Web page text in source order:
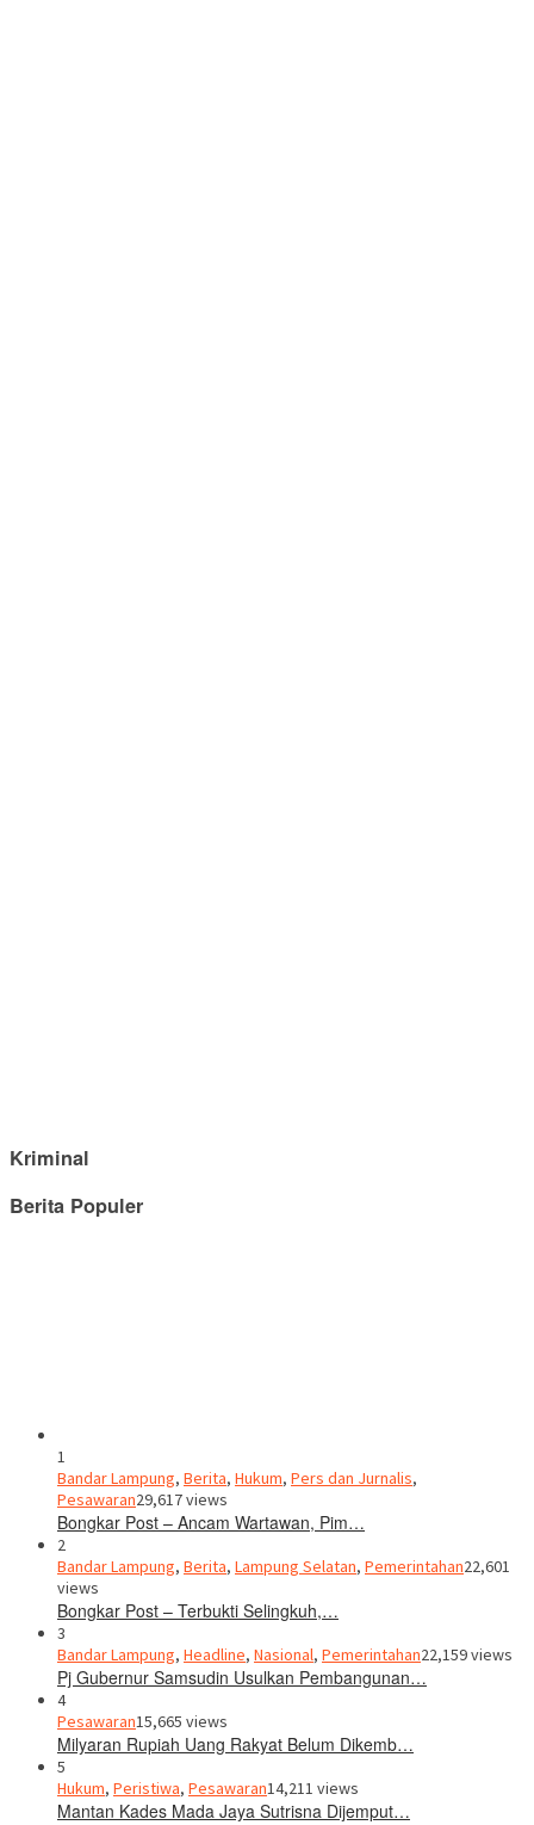
Kriminal
Berita Populer
1
Bandar Lampung, Berita, Hukum, Pers dan Jurnalis,
Pesawaran29,617 views
Bongkar Post – Ancam Wartawan, Pim…
2
Bandar Lampung, Berita, Lampung Selatan, Pemerintahan22,601
views
Bongkar Post – Terbukti Selingkuh,…
3
Bandar Lampung, Headline, Nasional, Pemerintahan22,159 views
Pj Gubernur Samsudin Usulkan Pembangunan…
4
Pesawaran15,665 views
Milyaran Rupiah Uang Rakyat Belum Dikemb…
5
Hukum, Peristiwa, Pesawaran14,211 views
Mantan Kades Mada Jaya Sutrisna Dijemput…